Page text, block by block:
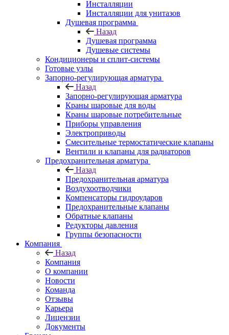
Инсталляции
Инсталляции для унитазов
Душевая программа
Назад
Душевая программа
Душевые системы
Кондиционеры и сплит-системы
Готовые узлы
Запорно-регулирующая арматура
Назад
Запорно-регулирующая арматура
Краны шаровые для воды
Краны шаровые потребительные
Приборы управления
Электроприводы
Смесительные термостатические клапаны
Вентили и клапаны для радиаторов
Предохранительная арматура
Назад
Предохранительная арматура
Воздухоотводчики
Компенсаторы гидроударов
Предохранительные клапаны
Обратные клапаны
Редукторы давления
Группы безопасности
Компания
Назад
Компания
О компании
Новости
Команда
Отзывы
Карьера
Лицензии
Документы